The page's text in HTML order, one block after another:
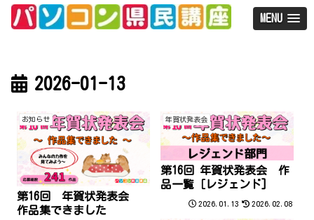
MENU
2026-01-13
お知らせ
第16回 年賀状発表会
作品集できました
年賀状発表会
第16回 年賀状発表会 作
品一覧［レジェンド]
2026.01.13 2026.02.08